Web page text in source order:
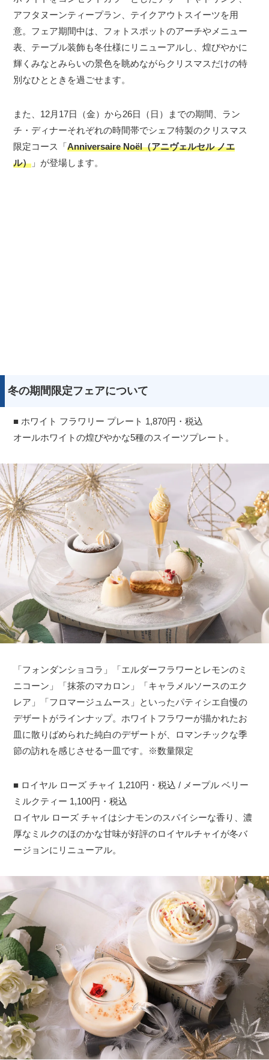
アフタヌーンティープラン、テイクアウトスイーツを用
意。フェア期間中は、フォトスポットのアーチやメニュー
表、テーブル装飾も冬仕様にリニューアルし、煌びやかに
輝くみなとみらいの景色を眺めながらクリスマスだけの特
別なひとときを過ごせます。
また、12月17日（金）から26日（日）までの期間、ラン
チ・ディナーそれぞれの時間帯でシェフ特製のクリスマス
限定コース「Anniversaire Noël（アニヴェルセル ノエ
ル） 」が登場します。
冬の期間限定フェアについて
■ ホワイト フラワリー プレート 1,870円・税込
オールホワイトの煌びやかな5種のスイーツプレート。
「フォンダンショコラ」「エルダーフラワーとレモンのミ
ニコーン」「抹茶のマカロン」「キャラメルソースのエク
レア」「フロマージュムース」といったパティシエ自慢の
デザートがラインナップ。ホワイトフラワーが描かれたお
皿に散りばめられた純白のデザートが、ロマンチックな季
節の訪れを感じさせる一皿です。※数量限定
■ ロイヤル ローズ チャイ 1,210円・税込 / メープル ベリー
ミルクティー 1,100円・税込
ロイヤル ローズ チャイはシナモンのスパイシーな香り、濃
厚なミルクのほのかな甘味が好評のロイヤルチャイが冬バ
ージョンにリニューアル。